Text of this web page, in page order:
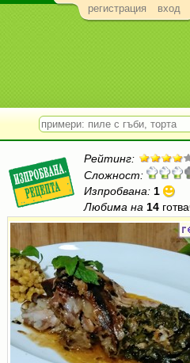
регистрация вход
Рейтинг:
Сложност:
Изпробвана: 1
Любима на 14